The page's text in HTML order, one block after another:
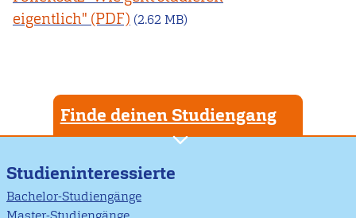
eigentlich"
(2.62 MB)
Finde deinen Studiengang
Studieninteressierte
Bachelor-Studiengänge